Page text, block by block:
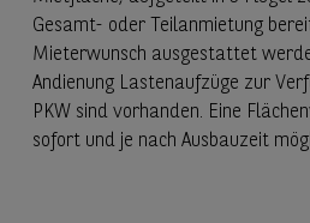
Gesamt- oder Teilanmietung
Mieterwunsch ausgestattet
Andienung Lastenaufzüge zur
PKW sind vorhanden. Eine
sofort und je nach Ausbauzeit